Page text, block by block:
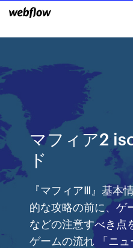
マフィア2
ド
『マフィアⅢ』基本
的な攻略の前に、ゲ
などの注意すべき点
ゲームの流れ 「ニ